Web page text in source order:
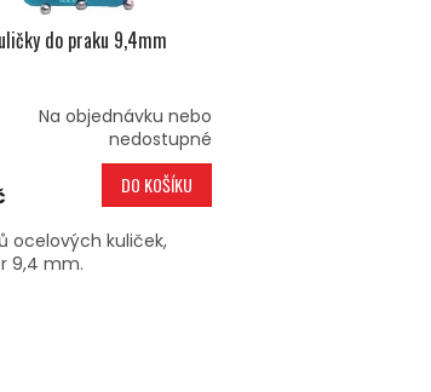
do praku 9,4mm
Na objednávku nebo
nedostupné
DO KOŠÍKU
ocelových kuliček,
9,4 mm.